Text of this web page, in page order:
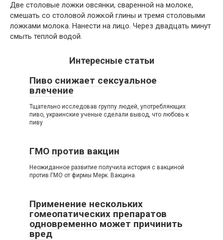
Две столовые ложки овсянки, сваренной на молоке,
смешать со столовой ложкой глины и тремя столовыми
ложками молока. Нанести на лицо. Через двадцать минут
смыть теплой водой.
Интересные статьи
Пиво снижает сексуальное
влечение
Тщательно исследовав группу людей, употребляющих
пиво, украинские ученые сделали вывод, что любовь к
пиву
ГМО против вакцин
Неожиданное развитие получила история с вакциной
против ГМО от фирмы Мерк. Вакцина.
Применение нескольких
гомеопатических препаратов
одновременно может причинить
вред